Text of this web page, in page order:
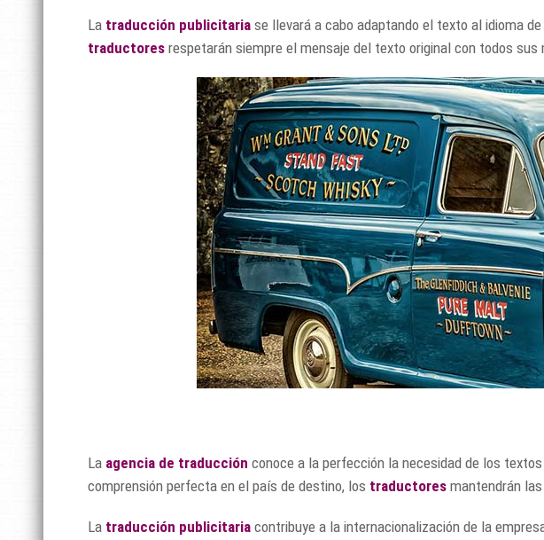
La traducción publicitaria se llevará a cabo adaptando el texto al idioma
traductores respetarán siempre el mensaje del texto original con todos sus
Laagencia de traducción conoce a la perfección la necesidad de los
comprensión perfecta en el país de destino, los traductoresmantendrán las
La traducción publicitaria contribuye a la internacionalización de la